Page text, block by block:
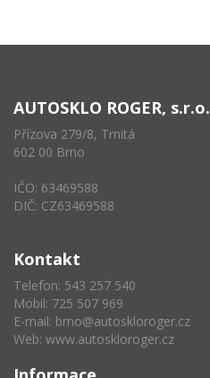
AUTOSKLO ROGER, s.r.o.
Přízova 279/8, Trnitá
602 00 Brno
IČO: 63469588
DIČ: CZ63469588
Kontakt
Telefon: 543 257 540
Mobil: 725 507 969
E-mail: brno@autoskloroger.cz
Web: www.autoskloroger.cz